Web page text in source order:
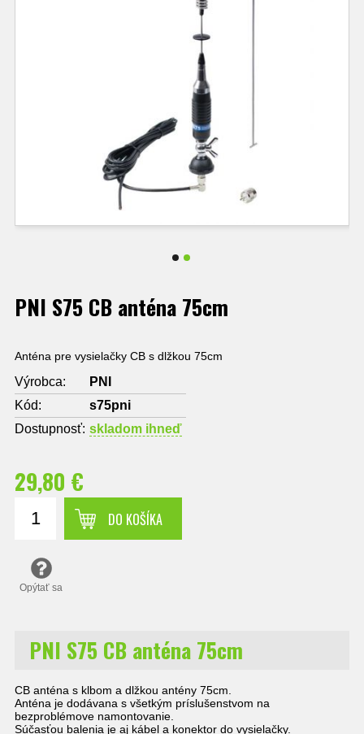
PNI S75 CB anténa 75cm
Anténa pre vysielačky CB s dlžkou 75cm
Výrobca:
PNI
Kód:
s75pni
Dostupnosť: skladom ihneď
29,80 €
DO KOŠÍKA
Opýtať sa
PNI S75 CB anténa 75cm
CB anténa s klbom a dlžkou antény 75cm.
Anténa je dodávana s všetkým príslušenstvom na
bezproblémove namontovanie.
Súčasťou balenia je aj kábel a konektor do vysielačky.